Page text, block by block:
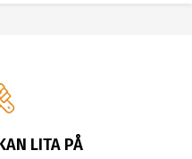
LITA PÅ